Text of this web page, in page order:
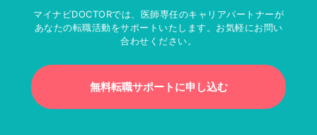
マイナビDOCTORでは、医師専任のキャリアパートナーが
あなたの転職活動をサポートいたします。お気軽にお問い
合わせください。
無料転職サポートに申し込む